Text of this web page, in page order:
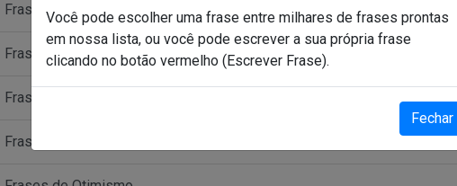
Você pode escolher uma frase entre milhares de frases prontas
em nossa lista, ou você pode escrever a sua própria frase
clicando no botão vermelho (Escrever Frase).
Fechar
Frases de Fé
Frases de Gratidão
Frases de Grupo de Whatsapp
Frases de Motivação